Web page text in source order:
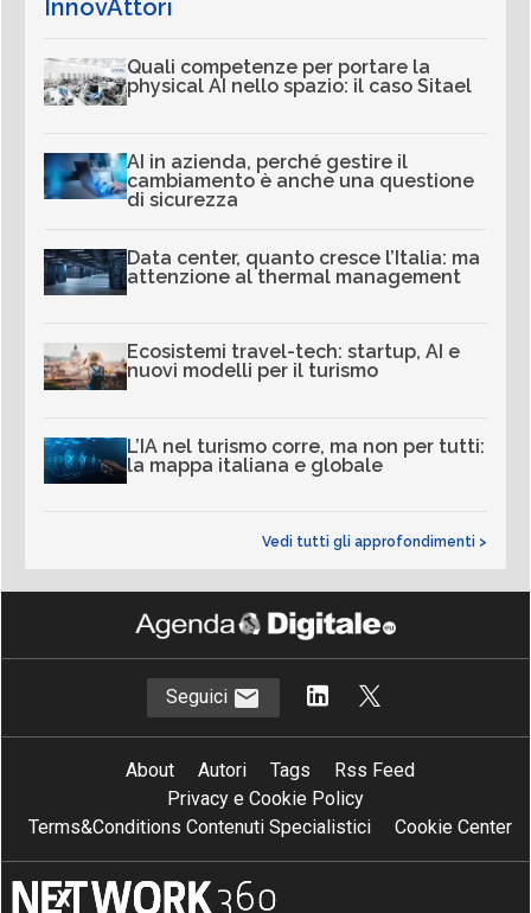
InnovAttori
Quali competenze per portare la
physical AI nello spazio: il caso Sitael
AI in azienda, perché gestire il
cambiamento è anche una questione
di sicurezza
Data center, quanto cresce l’Italia: ma
attenzione al thermal management
Ecosistemi travel-tech: startup, AI e
nuovi modelli per il turismo
L’IA nel turismo corre, ma non per tutti:
la mappa italiana e globale
Vedi tutti gli approfondimenti >
Seguici
About Autori Tags
Rss Feed
Privacy e Cookie Policy
Terms&Conditions Contenuti Specialistici
Cookie Center